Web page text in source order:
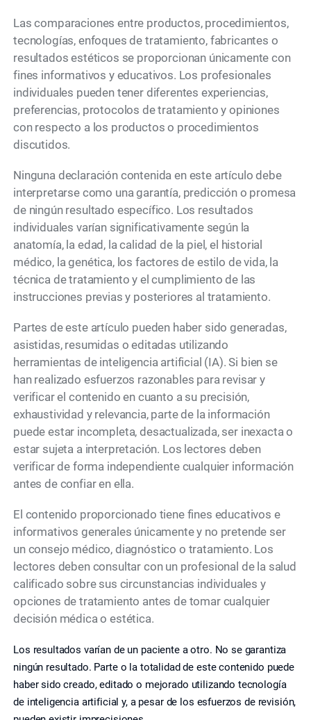
Las comparaciones entre productos, procedimientos,
tecnologías, enfoques de tratamiento, fabricantes o
resultados estéticos se proporcionan únicamente con
fines informativos y educativos. Los profesionales
individuales pueden tener diferentes experiencias,
preferencias, protocolos de tratamiento y opiniones
con respecto a los productos o procedimientos
discutidos.
Ninguna declaración contenida en este artículo debe
interpretarse como una garantía, predicción o promesa
de ningún resultado específico. Los resultados
individuales varían significativamente según la
anatomía, la edad, la calidad de la piel, el historial
médico, la genética, los factores de estilo de vida, la
técnica de tratamiento y el cumplimiento de las
instrucciones previas y posteriores al tratamiento.
Partes de este artículo pueden haber sido generadas,
asistidas, resumidas o editadas utilizando
herramientas de inteligencia artificial (IA). Si bien se
han realizado esfuerzos razonables para revisar y
verificar el contenido en cuanto a su precisión,
exhaustividad y relevancia, parte de la información
puede estar incompleta, desactualizada, ser inexacta o
estar sujeta a interpretación. Los lectores deben
verificar de forma independiente cualquier información
antes de confiar en ella.
El contenido proporcionado tiene fines educativos e
informativos generales únicamente y no pretende ser
un consejo médico, diagnóstico o tratamiento. Los
lectores deben consultar con un profesional de la salud
calificado sobre sus circunstancias individuales y
opciones de tratamiento antes de tomar cualquier
decisión médica o estética.
Los resultados varían de un paciente a otro. No se garantiza
ningún resultado. Parte o la totalidad de este contenido puede
haber sido creado, editado o mejorado utilizando tecnología
de inteligencia artificial y, a pesar de los esfuerzos de revisión,